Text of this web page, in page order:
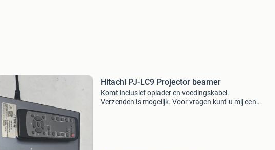
Hitachi PJ-LC9 Projector beamer
Komt inclusief oplader en voedingskabel.
Verzenden is mogelijk. Voor vragen kunt u mij een